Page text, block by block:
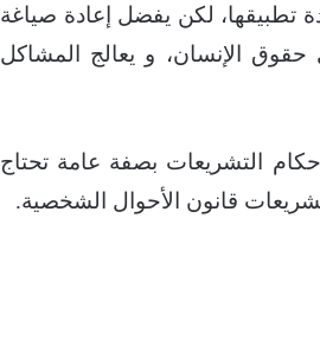
أو ممكن إعادة تطبيقها، لكن يفضل إعادة صياغة
الإنسان، و يعالج المشاكل
التشريعات بصفة عامة تحتاج
قانون الأحوال الشخصية.